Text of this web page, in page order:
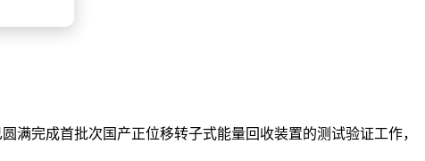
满完成首批次国产正位移转子式能量回收装置的测试验证工作，